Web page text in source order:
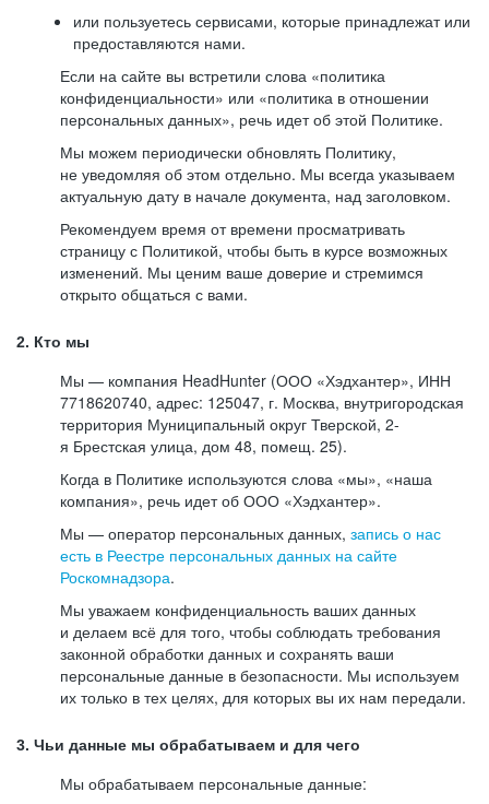
или пользуетесь сервисами, которые принадлежат или
предоставляются нами.
Если на сайте вы встретили слова «политика
конфиденциальности» или «политика в отношении
персональных данных», речь идет об этой Политике.
Мы можем периодически обновлять Политику,
не уведомляя об этом отдельно. Мы всегда указываем
актуальную дату в начале документа, над заголовком.
Рекомендуем время от времени просматривать
страницу с Политикой, чтобы быть в курсе возможных
изменений. Мы ценим ваше доверие и стремимся
открыто общаться с вами.
2. Кто мы
Мы — компания HeadHunter (ООО «Хэдхантер», ИНН
7718620740, адрес: 125047, г. Москва, внутригородская
территория Муниципальный округ Тверской, 2-
я Брестская улица, дом 48, помещ. 25).
Когда в Политике используются слова «мы», «наша
компания», речь идет об ООО «Хэдхантер».
Мы — оператор персональных данных, запись о нас
есть в Реестре персональных данных на сайте
Роскомнадзора.
Мы уважаем конфиденциальность ваших данных
и делаем всё для того, чтобы соблюдать требования
законной обработки данных и сохранять ваши
персональные данные в безопасности. Мы используем
их только в тех целях, для которых вы их нам передали.
3. Чьи данные мы обрабатываем и для чего
Мы обрабатываем персональные данные: